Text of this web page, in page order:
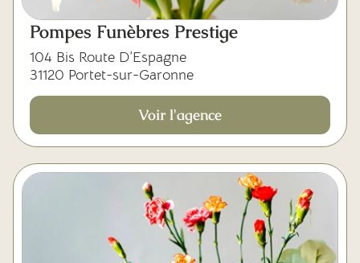
Pompes Funèbres Prestige
104 Bis Route D’Espagne
31120 Portet-sur-Garonne
Voir l'agence